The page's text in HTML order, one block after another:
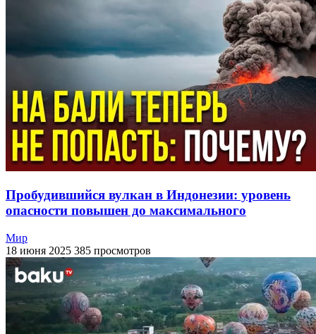
Пробудившийся вулкан в Индонезии: уровень
опасности повышен до максимального
Мир
18 июня 2025 385 просмотров